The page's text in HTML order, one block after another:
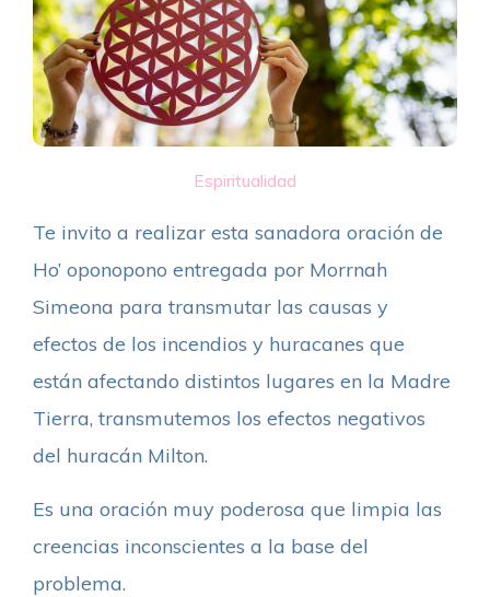
Espiritualidad
Te invito a realizar esta sanadora oración de
Ho’ oponopono entregada por Morrnah
Simeona para transmutar las causas y
efectos de los incendios y huracanes que
están afectando distintos lugares en la Madre
Tierra, transmutemos los efectos negativos
del huracán Milton.
Es una oración muy poderosa que limpia las
creencias inconscientes a la base del
problema.